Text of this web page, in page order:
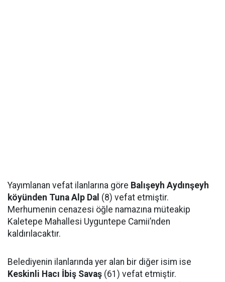
Yayımlanan vefat ilanlarına göre Balışeyh Aydınşeyh
köyünden Tuna Alp Dal (8) vefat etmiştir.
Merhumenin cenazesi öğle namazına müteakip
Kaletepe Mahallesi Uyguntepe Camii’nden
kaldırılacaktır.
Belediyenin ilanlarında yer alan bir diğer isim ise
Keskinli Hacı İbiş Savaş (61) vefat etmiştir.